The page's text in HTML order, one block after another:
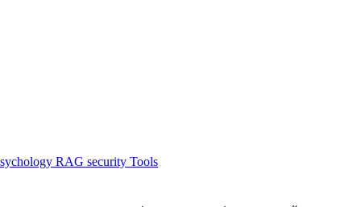
RAG security Tools